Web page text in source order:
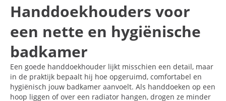
Handdoekhouders voor
een nette en hygiënische
badkamer
Een goede handdoekhouder lijkt misschien een detail, maar
in de praktijk bepaalt hij hoe opgeruimd, comfortabel en
hygiënisch jouw badkamer aanvoelt. Als handdoeken op een
hoop liggen of over een radiator hangen, drogen ze minder